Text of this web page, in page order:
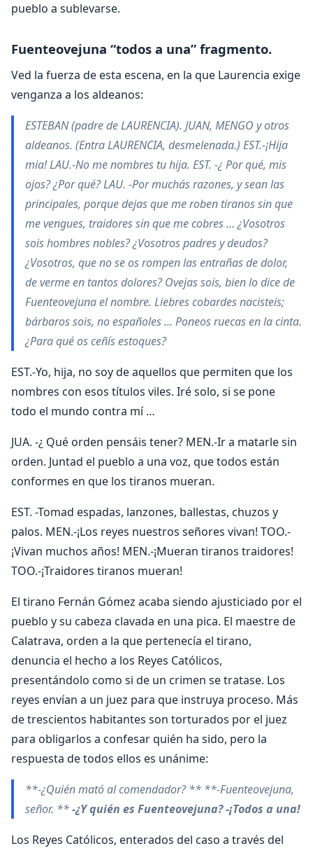
pueblo a sublevarse.
Fuenteovejuna “todos a una” fragmento.
Ved la fuerza de esta escena, en la que Laurencia exige
venganza a los aldeanos:
ESTEBAN (padre de LAURENCIA). JUAN, MENGO y otros
aldeanos. (Entra LAURENCIA, desmelenada.) EST.-¡Hija
mia! LAU.-No me nombres tu hija. EST. -¿ Por qué, mis
ojos? ¿Por qué? LAU. -Por muchás razones, y sean las
principales, porque dejas que me roben tiranos sin que
me vengues, traidores sin que me cobres … ¿Vosotros
sois hombres nobles? ¿Vosotros padres y deudos?
¿Vosotros, que no se os rompen las entrañas de dolor,
de verme en tantos dolores? Ovejas sois, bien lo dice de
Fuenteovejuna el nombre. Liebres cobardes nacisteis;
bárbaros sois, no españoles … Poneos ruecas en la cinta.
¿Para qué os ceñís estoques?
EST.-Yo, hija, no soy de aquellos que permiten que los
nombres con esos títulos viles. Iré solo, si se pone
todo el mundo contra mí …
JUA. -¿ Qué orden pensáis tener? MEN.-Ir a matarle sin
orden. Juntad el pueblo a una voz, que todos están
conformes en que los tiranos mueran.
EST. -Tomad espadas, lanzones, ballestas, chuzos y
palos. MEN.-¡Los reyes nuestros señores vivan! TOO.-
¡Vivan muchos años! MEN.-¡Mueran tiranos traidores!
TOO.-¡Traidores tiranos mueran!
El tirano Fernán Gómez acaba siendo ajusticiado por el
pueblo y su cabeza clavada en una pica. El maestre de
Calatrava, orden a la que pertenecía el tirano,
denuncia el hecho a los Reyes Católicos,
presentándolo como si de un crimen se tratase. Los
reyes envían a un juez para que instruya proceso. Más
de trescientos habitantes son torturados por el juez
para obligarlos a confesar quién ha sido, pero la
respuesta de todos ellos es unánime:
**-¿Quién mató al comendador? ** **-Fuenteovejuna,
señor. **-¿Y quién es Fuenteovejuna? -¡Todos a una!
Los Reyes Católicos, enterados del caso a través del